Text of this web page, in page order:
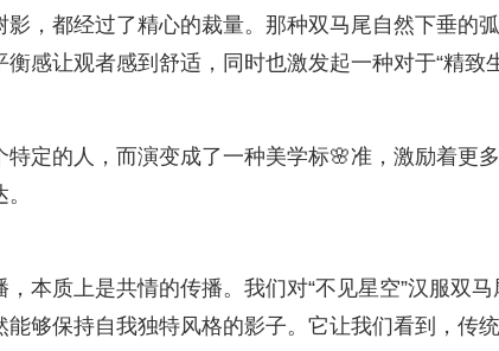
影，都经过了精心的裁量。那种双马尾自然下垂的
感让观者感到舒适，同时也激发起一种对于“精致
特定的人，而演变成了一种美学标🌸准，激励着更
本质上是共情的传播。我们对“不见星空”汉服双
够保持自我独特风格的影子。它让我们看到，传